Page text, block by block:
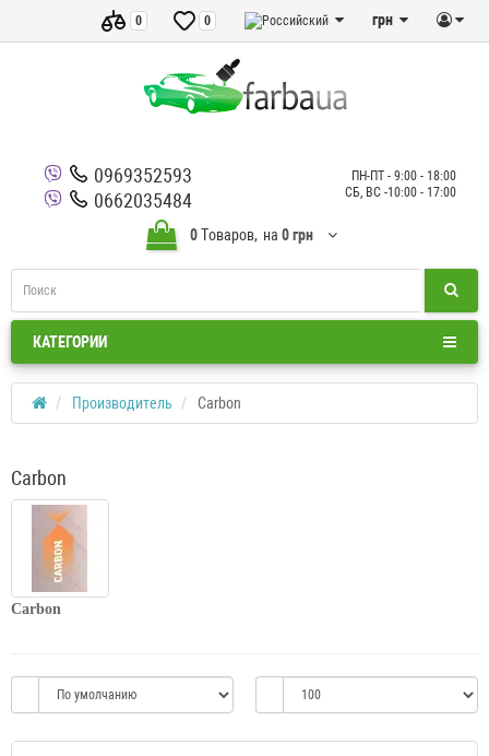
грн
0
0
0969352593
0662035484
ПН-ПТ - 9:00 - 18:00
СБ, ВС -10:00 - 17:00
0Tоваров, на 0 грн
КАТЕГОРИИ
Производитель Carbon
Carbon
Carbon